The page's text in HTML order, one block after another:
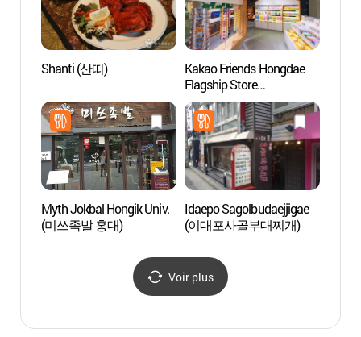
Shanti (산띠)
Kakao Friends Hongdae
Flagship Store
(카카오프렌즈 홍대
플래그십 스토어)
Myth Jokbal Hongik Univ.
(미쓰족발 홍대)
Idaepo Sagolbudaejjigae
(이대포사골부대찌개)
Voir plus